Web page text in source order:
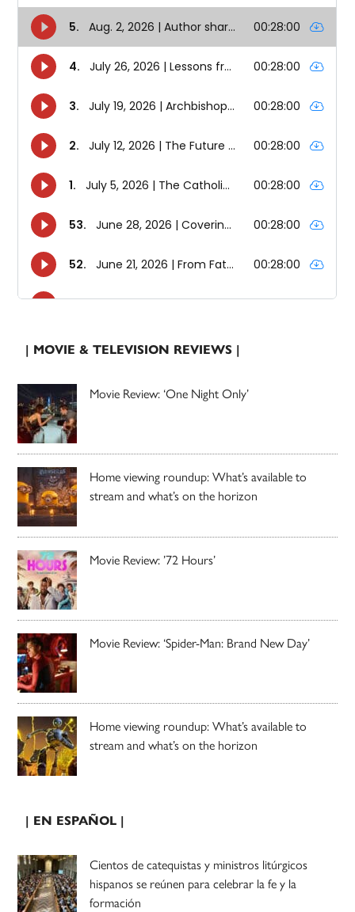
| MOVIE & TELEVISION REVIEWS |
Movie Review: ‘One Night Only’
Home viewing roundup: What’s available to
stream and what’s on the horizon
Movie Review: ’72 Hours’
Movie Review: ‘Spider-Man: Brand New Day’
Home viewing roundup: What’s available to
stream and what’s on the horizon
| EN ESPAÑOL |
Cientos de catequistas y ministros litúrgicos
hispanos se reúnen para celebrar la fe y la
formación